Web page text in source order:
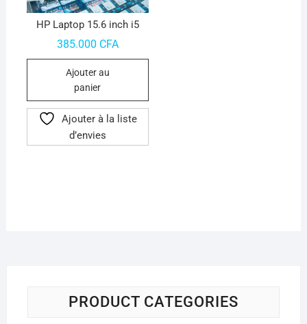
HP Laptop 15.6 inch i5
385.000 CFA
Ajouter au
panier
Ajouter à la liste
d’envies
PRODUCT CATEGORIES